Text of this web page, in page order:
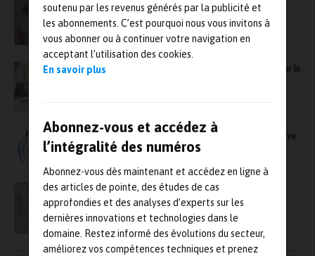
soutenu par les revenus générés par la publicité et
les abonnements. C’est pourquoi nous vous invitons à
vous abonner ou à continuer votre navigation en
acceptant l’utilisation des cookies.
En savoir plus
Abonnez-vous et accédez à
l’intégralité des numéros
Abonnez-vous dès maintenant et accédez en ligne à
des articles de pointe, des études de cas
approfondies et des analyses d’experts sur les
dernières innovations et technologies dans le
domaine. Restez informé des évolutions du secteur,
améliorez vos compétences techniques et prenez
roulements de grandes dimensions
EDF et l’UPMC renforcent leur partenariat par le
La dynamique de la 5ème édition de Microwave
& RF
Un banc d’essai dynamique pour la
maintenance du métro de Lille